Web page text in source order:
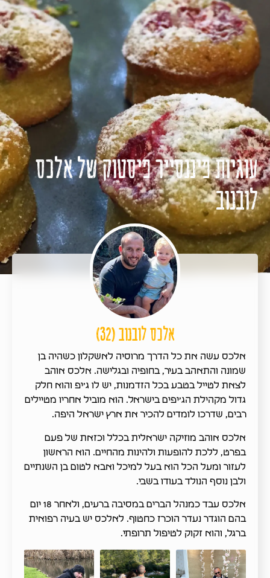
HE
EN
עוגיות פיננסייר פיסטוק של אלכס
לובנוב
אלכס לובנוב (32)
אלכס עשה את כל הדרך מרוסיה לאשקלון כשהיה בן
שמונה והתאהב בעיר, בחופיה ובגלישה. אלכס אוהב
לצאת לטייל בטבע בכל הזדמנות, יש לו ג׳יפ והוא חלק
גדול מקהילת הג׳יפים בישראל. הוא מוביל אחריו מטיילים
רבים, שדרכו לומדים להכיר את ארץ ישראל היפה.
אלכס אוהב מוזיקה ישראלית בכלל וכזאת של פעם
בפרט, ללכת להופעות ולהינות מהחיים. הוא הראשון
לעזור ומעל הכל הוא בעל למיכל ואבא לטום בן השנתיים
ולבן נוסף הנולד בעודו בשבי.
אלכס עבד כמנהל הברים במסיבה ברעים, ולאחר 18 יום
בהם הוגדר נעדר הוכרז כחטוף. לאלכס יש בעיה רפואית
ברגל, והוא זקוק לטיפול תרופתי.